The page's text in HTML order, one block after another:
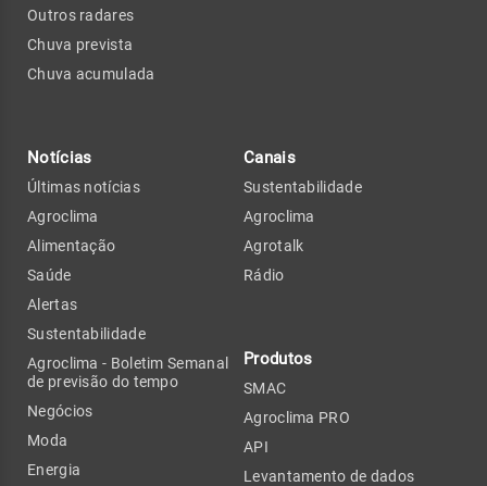
Outros radares
Chuva prevista
Chuva acumulada
Notícias
Últimas notícias
Agroclima
Alimentação
Saúde
Alertas
Sustentabilidade
Agroclima - Boletim Semanal
de previsão do tempo
Negócios
Moda
Energia
Canais
Sustentabilidade
Agroclima
Agrotalk
Rádio
Produtos
SMAC
Agroclima PRO
API
Levantamento de dados